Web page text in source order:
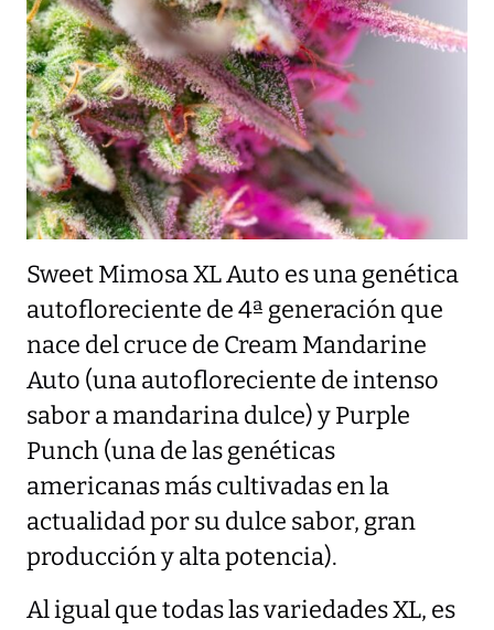
Sweet Mimosa XL Auto es una genética
autofloreciente de 4ª generación que
nace del cruce de Cream Mandarine
Auto (una autofloreciente de intenso
sabor a mandarina dulce) y Purple
Punch (una de las genéticas
americanas más cultivadas en la
actualidad por su dulce sabor, gran
producción y alta potencia).
Al igual que todas las variedades XL, es